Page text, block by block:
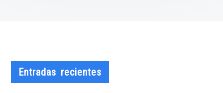
Entradas recientes